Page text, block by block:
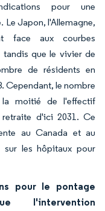
pour une
Le Japon, l'Allemagne,
aux courbes
tandis que le vivier de
de résidents en
Cependant, le nombre
la moitié de l'effectif
d'ici 2031. Ce
au Canada et au
sur les hôpitaux pour
pour le pontage
l'intervention